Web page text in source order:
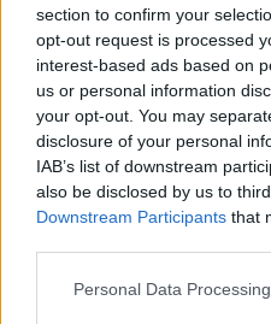
section to confirm your
opt-out request is processed
interest-based ads based on
us or personal information
your opt-out. You may
disclosure of your personal
IAB’s list of downstream
also be disclosed by us to
Downstream Participants that
Personal Data
Letérdel a magyar
Ítéletet mondtak az
következmények
Ugyan az ipari szereplők
segít elkerülni a hálózat